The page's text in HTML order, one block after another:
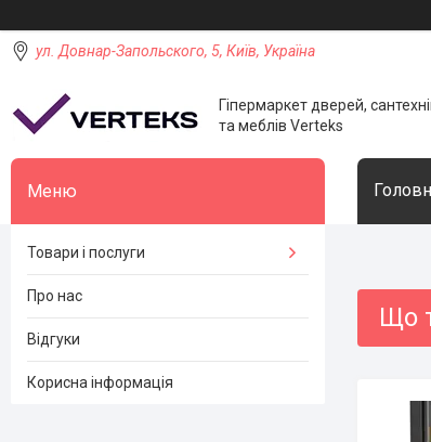
ул. Довнар-Запольского, 5, Київ, Україна
Гіпермаркет дверей,
та меблів Verteks
Що
Товари і послуги
Про нас
Відгуки
Корисна інформація